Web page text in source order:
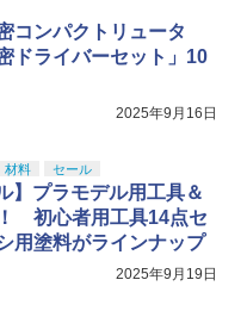
コンパクトリュータ
ドライバーセット」10
2025年9月16日
材料 セール
】プラモデル用工具＆
初心者用工具14点セ
用塗料がラインナップ
2025年9月19日